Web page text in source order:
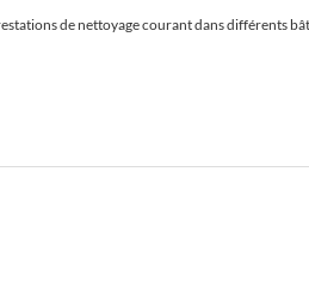
(écoles, mairie, gymnases, etc.) de la Ville de Testville. Le marché vise à maintenir un niveau optimal